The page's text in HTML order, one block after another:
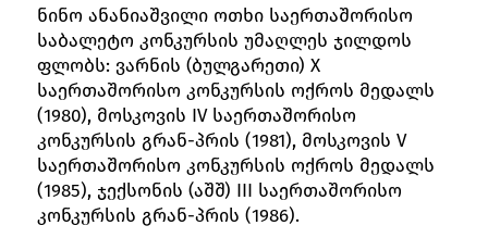
ნინო ანანიაშვილი ოთხი საერთაშორისო
საბალეტო კონკურსის უმაღლეს ჯილდოს
ფლობს: ვარნის (ბულგარეთი) X
საერთაშორისო კონკურსის ოქროს მედალს
(1980), მოსკოვის IV საერთაშორისო
კონკურსის გრან-პრის (1981), მოსკოვის V
საერთაშორისო კონკურსის ოქროს მედალს
(1985), ჯექსონის (აშშ) III საერთაშორისო
კონკურსის გრან-პრის (1986).